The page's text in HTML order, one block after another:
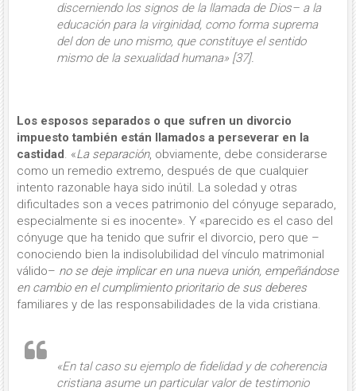
discerniendo los signos de la llamada de Dios– a la
educación para la virginidad, como forma suprema
del don de uno mismo, que constituye el sentido
mismo de la sexualidad humana» [37].
Los esposos separados o que sufren un divorcio
impuesto también están llamados a perseverar en la
castidad . «La separación, obviamente, debe considerarse
como un remedio extremo, después de que cualquier
intento razonable haya sido inútil. La soledad y otras
dificultades son a veces patrimonio del cónyuge separado,
especialmente si es inocente». Y «parecido es el caso del
cónyuge que ha tenido que sufrir el divorcio, pero que –
conociendo bien la indisolubilidad del vínculo matrimonial
válido– no se deje implicar en una nueva unión, empeñándose
en cambio en el cumplimiento prioritario de sus deberes
familiares y de las responsabilidades de la vida cristiana.
«En tal caso su ejemplo de fidelidad y de coherencia
cristiana asume un particular valor de testimonio